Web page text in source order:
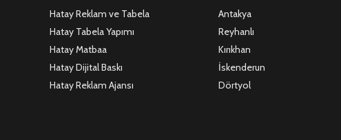
Hatay Reklam ve Tabela
Hatay Tabela Yapımı
Hatay Matbaa
Hatay Dijital Baskı
Hatay Reklam Ajansı
Antakya
Reyhanlı
Kırıkhan
İskenderun
Dörtyol